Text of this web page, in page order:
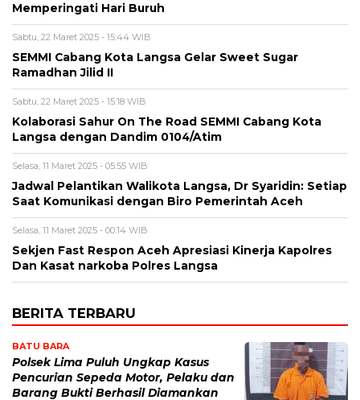
Memperingati Hari Buruh
Sabtu, 22 Maret 2025 - 15:44 WIB
SEMMI Cabang Kota Langsa Gelar Sweet Sugar
Ramadhan Jilid II
Sabtu, 22 Maret 2025 - 15:18 WIB
Kolaborasi Sahur On The Road SEMMI Cabang Kota
Langsa dengan Dandim 0104/Atim
Selasa, 11 Maret 2025 - 05:55 WIB
Jadwal Pelantikan Walikota Langsa, Dr Syaridin: Setiap
Saat Komunikasi dengan Biro Pemerintah Aceh
Selasa, 11 Maret 2025 - 00:14 WIB
Sekjen Fast Respon Aceh Apresiasi Kinerja Kapolres
Dan Kasat narkoba Polres Langsa
BERITA TERBARU
BATU BARA
Polsek Lima Puluh Ungkap Kasus
Pencurian Sepeda Motor, Pelaku dan
Barang Bukti Berhasil Diamankan